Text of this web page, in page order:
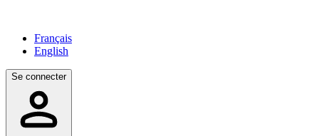
Français
English
Se connecter